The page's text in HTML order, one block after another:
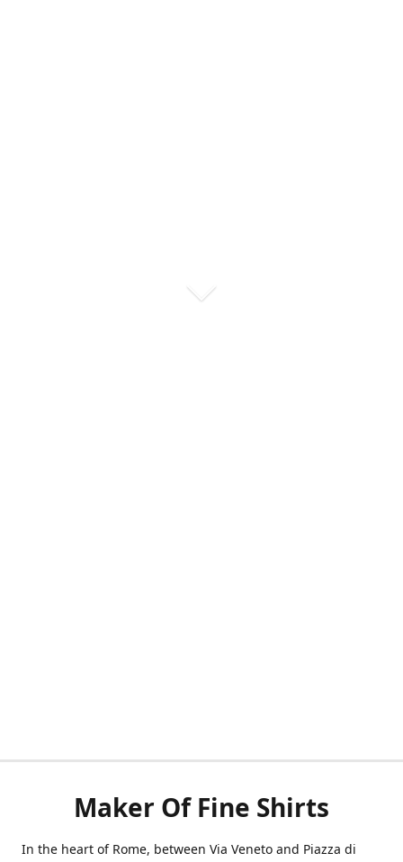
Maker Of Fine Shirts
In the heart of Rome, between Via Veneto and Piazza di